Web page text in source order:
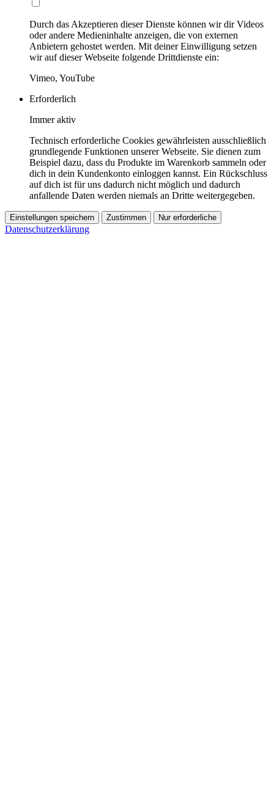
Durch das Akzeptieren dieser Dienste können wir dir Videos
oder andere Medieninhalte anzeigen, die von externen
Anbietern gehostet werden. Mit deiner Einwilligung setzen
wir auf dieser Webseite folgende Drittdienste ein:
Vimeo, YouTube
Erforderlich
Immer aktiv
Technisch erforderliche Cookies gewährleisten ausschließlich
grundlegende Funktionen unserer Webseite. Sie dienen zum
Beispiel dazu, dass du Produkte im Warenkorb sammeln oder
dich in dein Kundenkonto einloggen kannst. Ein Rückschluss
auf dich ist für uns dadurch nicht möglich und dadurch
anfallende Daten werden niemals an Dritte weitergegeben.
Einstellungen speichern Zustimmen Nur erforderliche
Datenschutzerklärung